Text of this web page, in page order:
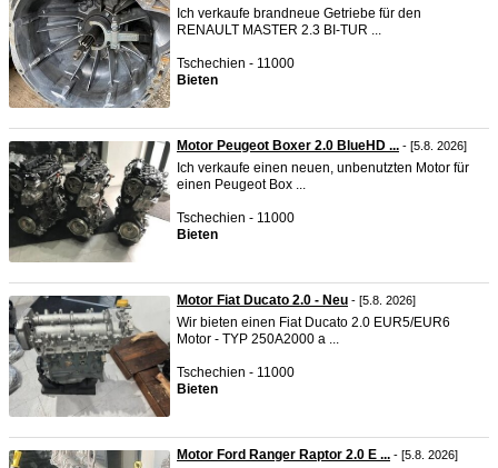
Ich verkaufe brandneue Getriebe für den
RENAULT MASTER 2.3 BI-TUR ...
Tschechien - 11000
Bieten
Motor Peugeot Boxer 2.0 BlueHD ... - [5.8. 2026]
Ich verkaufe einen neuen, unbenutzten Motor für
einen Peugeot Box ...
Tschechien - 11000
Bieten
Motor Fiat Ducato 2.0 - Neu - [5.8. 2026]
Wir bieten einen Fiat Ducato 2.0 EUR5/EUR6
Motor - TYP 250A2000 a ...
Tschechien - 11000
Bieten
Motor Ford Ranger Raptor 2.0 E ... - [5.8. 2026]